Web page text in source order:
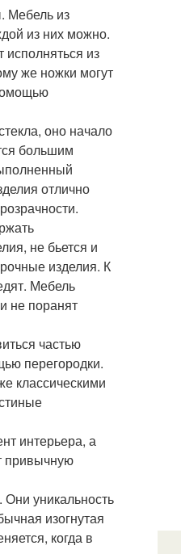
Мебель из
из них можно.
из
же ножки могут
оно начало
большим
отлично
не бьется и
изделия. К
Мебель
не поранят
частью
перегородки.
классическими
интерьера, а
привычную
уникальность
изогнутая
когда в